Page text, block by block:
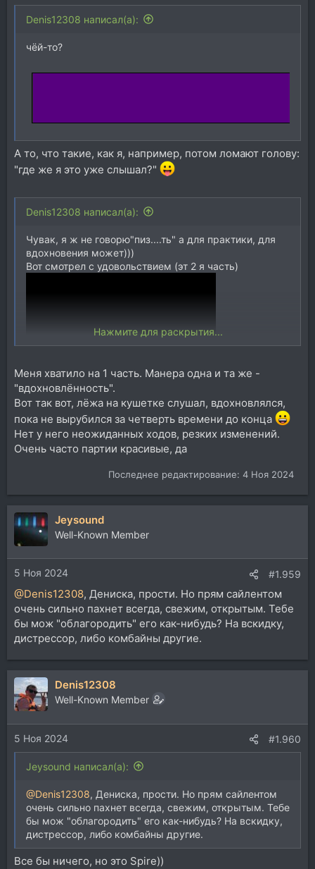
Denis12308 написал(а):
чёй-то?
А то, что такие, как я, например, потом ломают голову:
"где же я это уже слышал?"
Denis12308 написал(а):
Чувак, я ж не говорю"пиз....ть" а для практики, для
вдохновения может)))
Вот смотрел с удовольствием (эт 2 я часть)
Нажмите для раскрытия...
Меня хватило на 1 часть. Манера одна и та же -
"вдохновлённость".
Вот так вот, лёжа на кушетке слушал, вдохновлялся,
пока не вырубился за четверть времени до конца
Нет у него неожиданных ходов, резких изменений.
Очень часто партии красивые, да
Последнее редактирование: 4 Ноя 2024
Jeysound
Well-Known Member
5 Ноя 2024 #1.959
@Denis12308, Дениска, прости. Но прям сайлентом
очень сильно пахнет всегда, свежим, открытым. Тебе
бы мож "облагородить" его как-нибудь? На вскидку,
дистрессор, либо комбайны другие.
Denis12308
Well-Known Member
5 Ноя 2024 #1.960
Jeysound написал(а):
@Denis12308, Дениска, прости. Но прям сайлентом
очень сильно пахнет всегда, свежим, открытым. Тебе
бы мож "облагородить" его как-нибудь? На вскидку,
дистрессор, либо комбайны другие.
Все бы ничего, но это Spire))